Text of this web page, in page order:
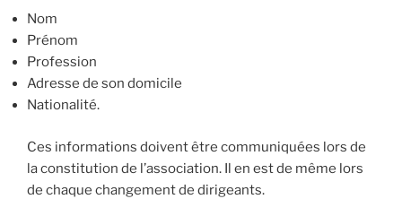
Nom
Prénom
Profession
Adresse de son domicile
Nationalité.
Ces informations doivent être communiquées lors de
la constitution de l’association. Il en est de même lors
de chaque changement de dirigeants.